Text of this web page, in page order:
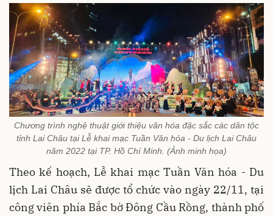
Chương trình nghệ thuật giới thiệu văn hóa đặc sắc các dân tộc
tỉnh Lai Châu tại Lễ khai mạc Tuần Văn hóa - Du lịch Lai Châu
năm 2022 tại TP. Hồ Chí Minh. (Ảnh minh họa)
Theo kế hoạch, Lễ khai mạc Tuần Văn hóa - Du
lịch Lai Châu sẽ được tổ chức vào ngày 22/11, tại
công viên phía Bắc bờ Đông Cầu Rồng, thành phố